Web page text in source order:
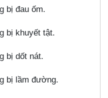
bị đau ốm.
bị khuyết tật.
bị dốt nát.
bị lầm đường.